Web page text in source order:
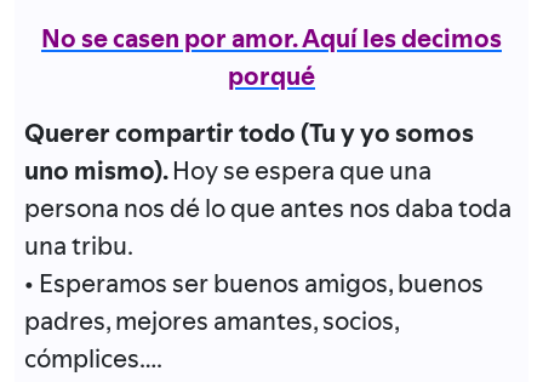
No se casen por amor. Aquí les decimos
porqué
Querer compartir todo (Tu y yo somos
uno mismo).Hoy se espera que una
persona nos dé lo que antes nos daba toda
una tribu.
• Esperamos ser buenos amigos, buenos
padres, mejores amantes, socios,
cómplices….